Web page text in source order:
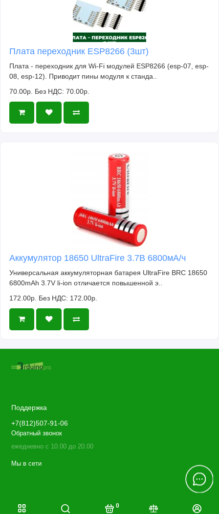
0
Плата переходник ESP8266 (3шт)
Плата - переходник для Wi-Fi модулей ESP8266 (esp-07, esp-
08, esp-12). Приводит пины модуля к станда..
70.00р. Без НДС: 70.00р.
Аккумулятор 18650 UltraFire 3.7В 6800мА/ч
Универсальная аккумуляторная батарея UltraFire BRC 18650
6800mAh 3.7V li-ion отличается повышенной э..
172.00р. Без НДС: 172.00р.
Поддержка
+7(812)507-91-06
Обратный звонок
ежедневно с 10.00 до 20.00
Мы в сети